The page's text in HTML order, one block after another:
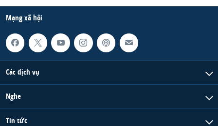
Mạng xã hội
Các dịch vụ
Nghe
Tin tức